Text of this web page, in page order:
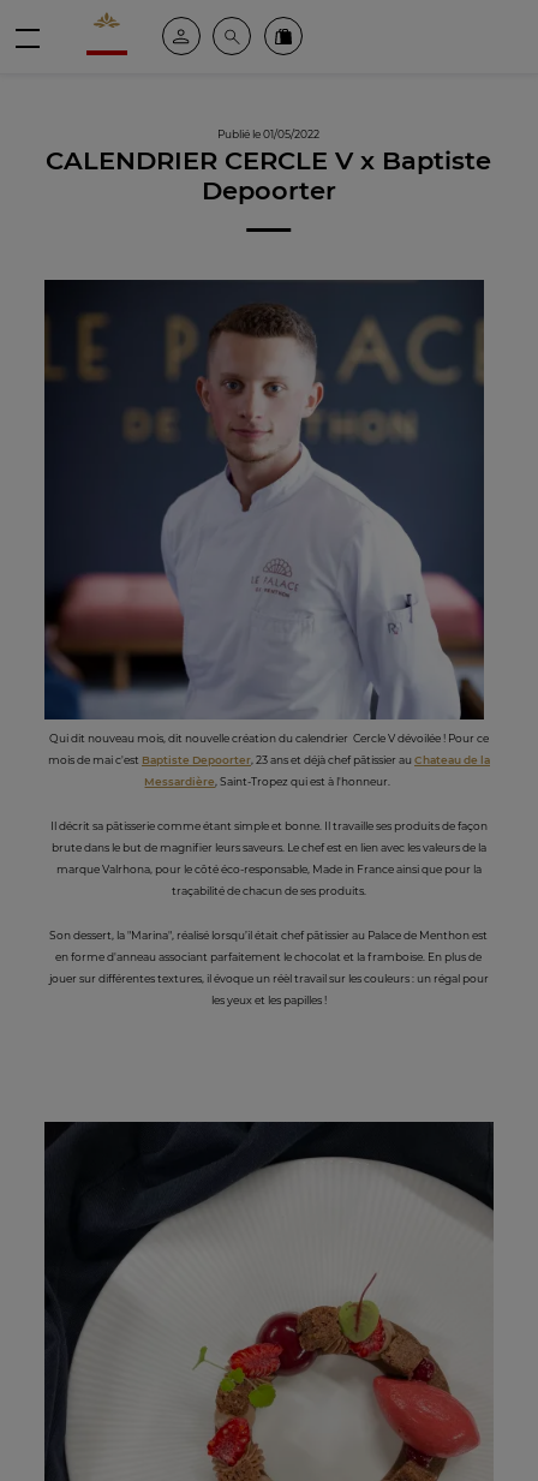
Valrhona - Imaginons le meilleur du chocolat
Espace clientRechercheCommandez en ligne
Publié le 01/05/2022
CALENDRIER CERCLE V x Baptiste
Depoorter
Qui dit nouveau mois, dit nouvelle création du calendrier Cercle V dévoilée ! Pour ce
mois de mai c'est Baptiste Depoorter, 23 ans et déjà chef pâtissier au Chateau de la
Messardière , Saint-Tropez qui est à l'honneur.
Il décrit sa pâtisserie comme étant simple et bonne. Il travaille ses produits de façon
brute dans le but de magnifier leurs saveurs. Le chef est en lien avec les valeurs de la
marque Valrhona, pour le côté éco-responsable, Made in France ainsi que pour la
traçabilité de chacun de ses produits.
Son dessert, la "Marina", réalisé lorsqu’il était chef pâtissier au Palace de Menthon est
en forme d'anneau associant parfaitement le chocolat et la framboise. En plus de
jouer sur différentes textures, il évoque un réèl travail sur les couleurs : un régal pour
les yeux et les papilles !